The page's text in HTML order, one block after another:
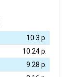
10.3 р.
10.24р.
9.28 р.